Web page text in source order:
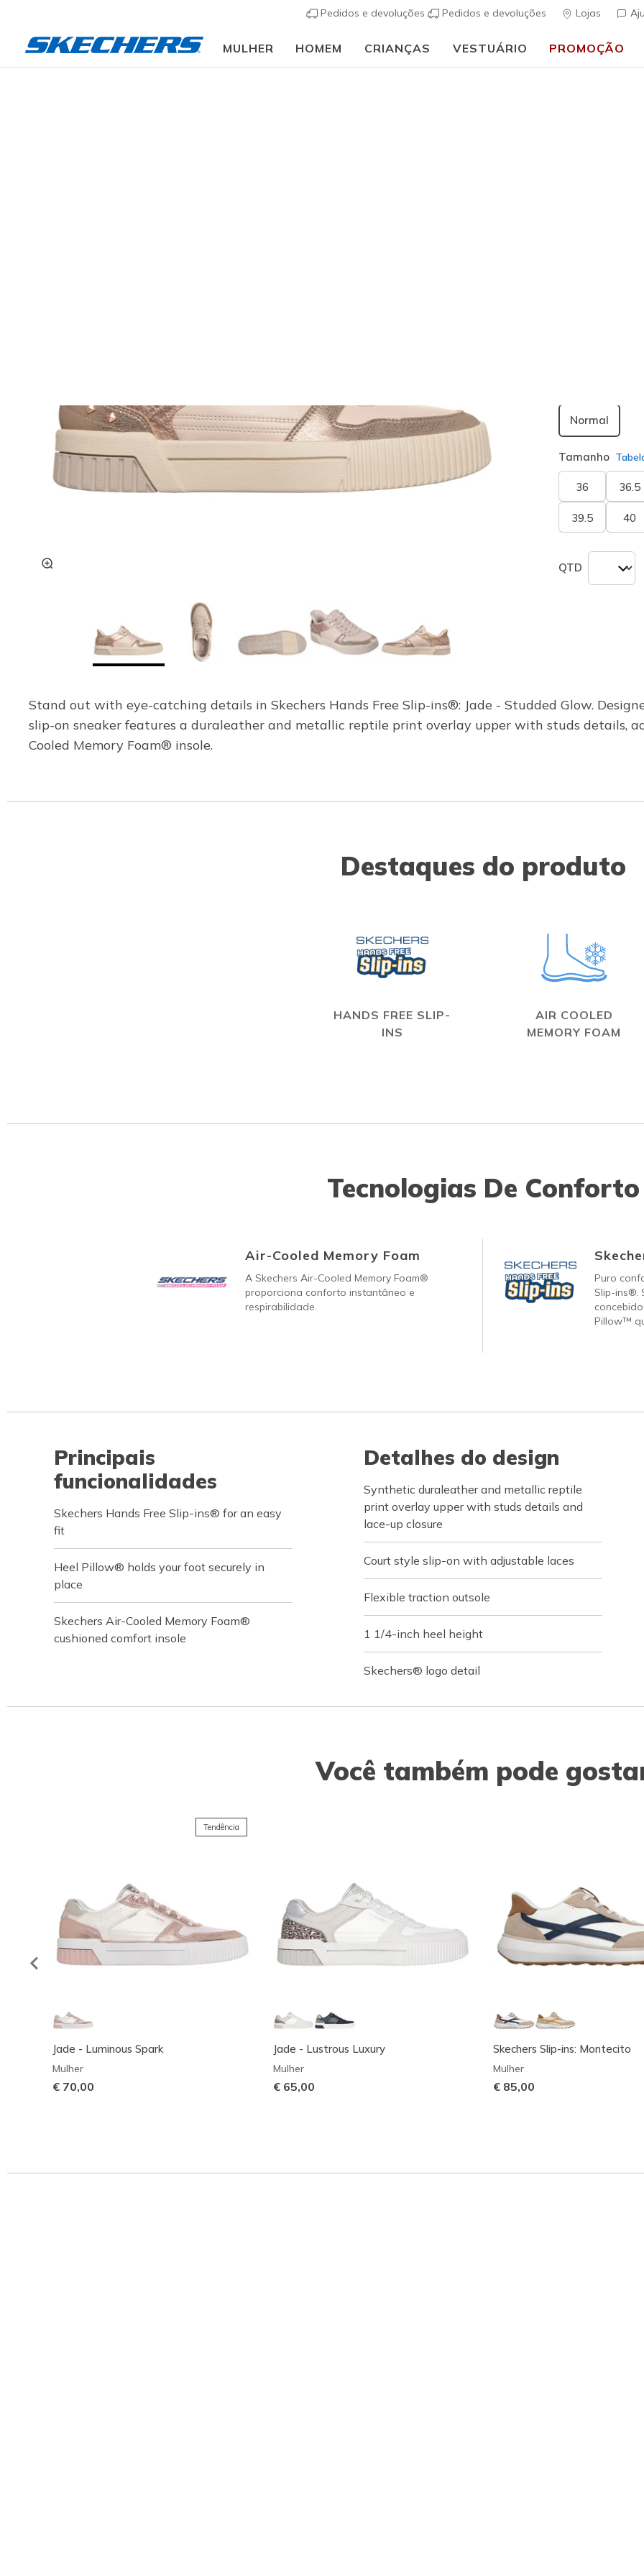
Pedidos e devoluções Pedidos e devoluções Lojas
MULHER HOMEM CRIANÇAS VESTUÁRIO PROMOÇÃO
Normal
Tamanho
36 36.5
39.5 40
QTD
Stand out with eye-catching details in Skechers Hands Free Slip-ins®: Jade - Studded Glow.
slip-on sneaker features a duraleather and metallic reptile print overlay upper with studs details,
Cooled Memory Foam® insole.
Destaques do produto
HANDS FREE SLIP-
INS
AIR COOLED
MEMORY FOAM
Tecnologias De Conforto
Air-Cooled Memory Foam
A Skechers Air-Cooled Memory Foam®
proporciona conforto instantâneo e
respirabilidade.
Puro
Slip-ins®.
Pillow™
Principais
funcionalidades
Skechers Hands Free Slip-ins® for an easy
fit
Heel Pillow® holds your foot securely in
place
Skechers Air-Cooled Memory Foam®
cushioned comfort insole
Detalhes do design
Synthetic duraleather and metallic reptile
print overlay upper with studs details and
lace-up closure
Court style slip-on with adjustable laces
Flexible traction outsole
1 1/4-inch heel height
Skechers® logo detail
Você também pode
Tendência
Jade - Luminous Spark
Mulher
€ 70,00
Jade - Lustrous Luxury
Mulher
€ 65,00
Skechers Slip-ins: Montecito
Mulher
€ 85,00